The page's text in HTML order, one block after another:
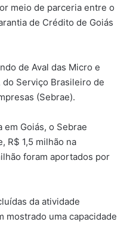
meio de parceria entre o
de Crédito de Goiás
de Aval das Micro e
do Serviço Brasileiro de
(Sebrae).
em Goiás, o Sebrae
R$ 1,5 milhão na
foram aportados por
da atividade
mostrado uma capacidade